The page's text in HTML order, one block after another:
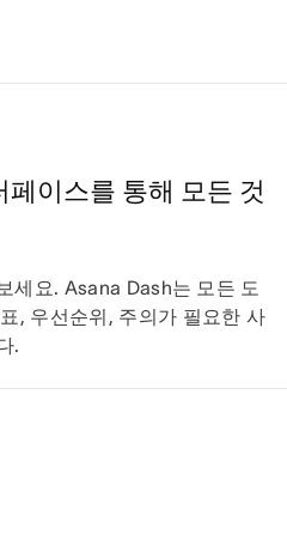
페이스를 통해 모든 것
세요. Asana Dash는 모든 도
, 우선순위, 주의가 필요한 사
.